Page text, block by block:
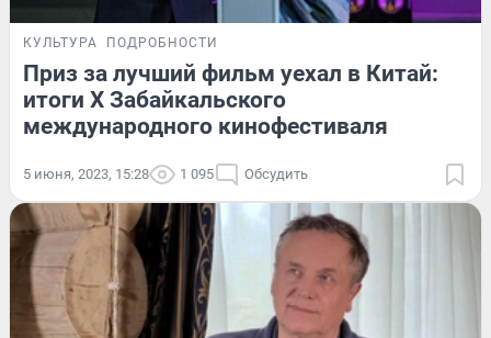
КУЛЬТУРА ПОДРОБНОСТИ
Приз за лучший фильм уехал в Китай:
итоги X Забайкальского
международного кинофестиваля
5 июня, 2023, 15:28 1 095 Обсудить